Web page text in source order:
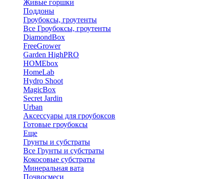
Живые горшки
Поддоны
Гроубоксы, гроутенты
Все Гроубоксы, гроутенты
DiamondBox
FreeGrower
Garden HighPRO
HOMEbox
HomeLab
Hydro Shoot
MagicBox
Secret Jardin
Urban
Аксессуары для гроубоксов
Готовые гроубоксы
Еще
Грунты и субстраты
Все Грунты и субстраты
Кокосовые субстраты
Минеральная вата
Почвосмеси